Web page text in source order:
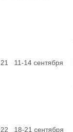
21 11-14 сентября
22 18-21 сентября